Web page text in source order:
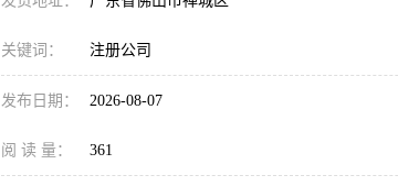
关键词： 注册公司
发布日期： 2026-08-07
阅 读 量： 361